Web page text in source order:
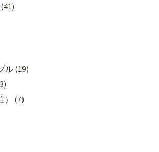
ル (19)
） (7)